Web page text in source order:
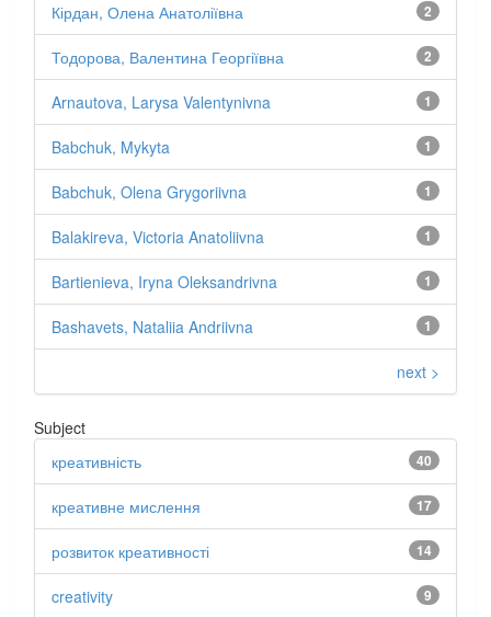
2
Кірдан, Олена Анатоліївна
2
Тодорова, Валентина Георгіївна
1
Arnautova, Larysa Valentynivna
1
Babchuk, Mykyta
1
Babchuk, Olena Grygoriivna
1
Balakireva, Victoria Anatoliivna
1
Bartienieva, Iryna Oleksandrivna
1
Bashavets, Nataliia Andriivna
next >
Subject
40
креативність
17
креативне мислення
14
розвиток креативності
9
creativity